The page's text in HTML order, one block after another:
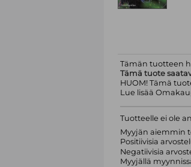
Tämän tuotteen
Tämä tuote
HUOM! Tämä
Lue lisää
Tuotteelle ei ole
Myyjän aiemmin
Positiivisia
Negatiivisia
Myyjällä